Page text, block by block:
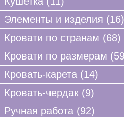
Элементы и изделия (16)
Кровати по странам (68)
Кровати по размерам
Кровать-карета (14)
Кровать-чердак (9)
Ручная работа (92)